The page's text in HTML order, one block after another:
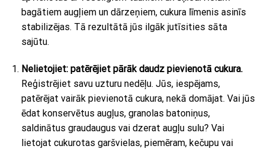
bagātiem augļiem un dārzeņiem, cukura līmenis asinīs
stabilizējas. Tā rezultātā jūs ilgāk jutīsities sāta
sajūtu.
Nelietojiet: patērējiet pārāk daudz pievienotā cukura.
Reģistrējiet savu uzturu nedēļu. Jūs, iespējams,
patērējat vairāk pievienotā cukura, nekā domājat. Vai jūs
ēdat konservētus augļus, granolas batoniņus,
saldinātus graudaugus vai dzerat augļu sulu? Vai
lietojat cukurotas garšvielas, piemēram, kečupu vai